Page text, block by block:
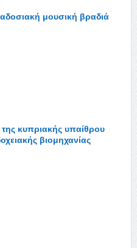
μουσική βραδιά
της κυπριακής υπαίθρου
βιομηχανίας